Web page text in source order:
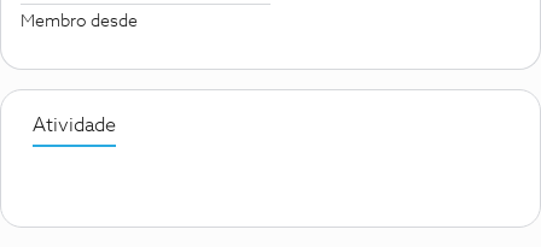
Membro desde
Atividade